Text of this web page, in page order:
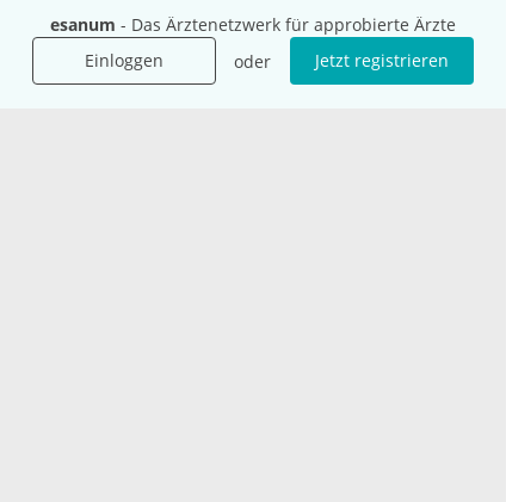
esanum - Das Ärztenetzwerk für approbierte Ärzte
Einloggen
oder Jetzt registrieren
Für Unternehmen
Für Agenturen
Mediadaten
Hilfe